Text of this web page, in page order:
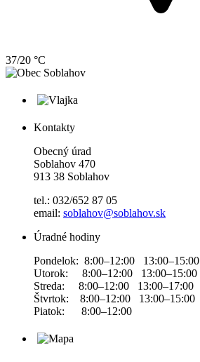
37/20 °C
Kontakty
Obecný úrad
Soblahov 470
913 38 Soblahov
tel.: 032/652 87 05
email: soblahov@soblahov.sk
Úradné hodiny
Pondelok: 8:00–12:00 13:00–15:00
Utorok: 8:00–12:00 13:00–15:00
Streda: 8:00–12:00 13:00–17:00
Štvrtok: 8:00–12:00 13:00–15:00
Piatok: 8:00–12:00